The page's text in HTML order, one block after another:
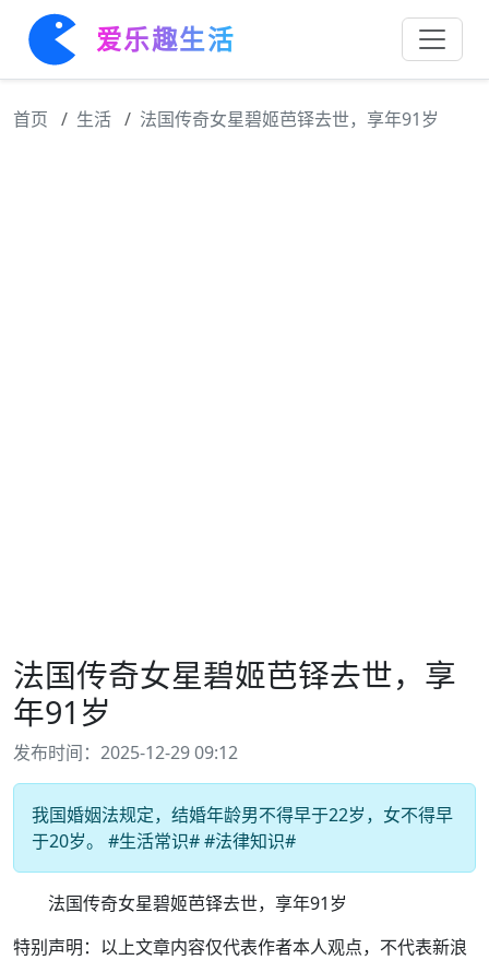
爱乐趣生活
首页 生活 法国传奇女星碧姬芭铎去世，享年91岁
法国传奇女星碧姬芭铎去世，享
年91岁
发布时间：2025-12-29 09:12
我国婚姻法规定，结婚年龄男不得早于22岁，女不得早
于20岁。 #生活常识# #法律知识#
法国传奇女星碧姬芭铎去世，享年91岁
特别声明：以上文章内容仅代表作者本人观点，不代表新浪